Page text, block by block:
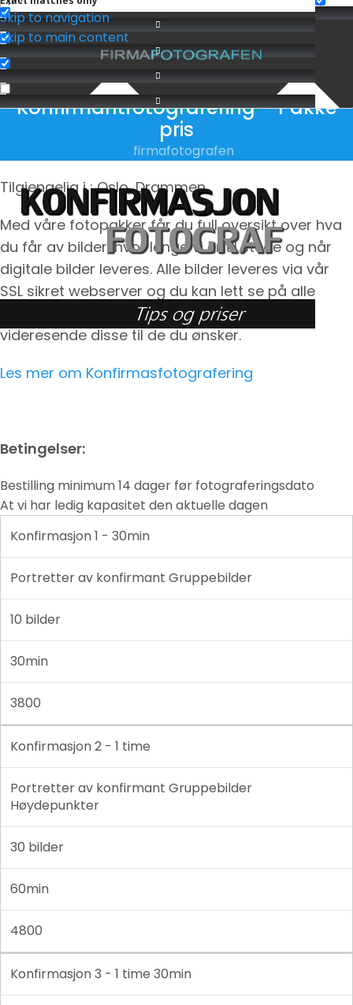
Skip to navigation
Skip to main content
KONFIRMASJON,PAKKE-TILBUD
Konfirmantfotografering – Pakke
pris
firmafotografen
Tilgjengelig i : Oslo, Drammen
Med våre fotopakker får du full oversikt over hva
du får av bilder, hvor lenge vi er til stede og når
digitale bilder leveres. Alle bilder leveres via vår
SSL sikret webserver og du kan lett se på alle
bilder i full oppløsning, laste ned bilder eller
videresende disse til de du ønsker.
Les mer om Konfirmasfotografering
Betingelser:
Bestilling minimum 14 dager før fotograferingsdato
At vi har ledig kapasitet den aktuelle dagen
Konfirmasjon 1 - 30min
Portretter av konfirmant Gruppebilder
10 bilder
30min
3800
Konfirmasjon 2 - 1 time
Portretter av konfirmant Gruppebilder
Høydepunkter
30 bilder
60min
4800
Konfirmasjon 3 - 1 time 30min